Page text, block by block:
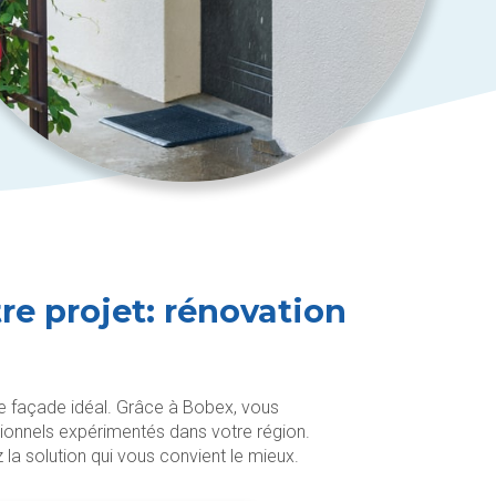
projet: rénovation
façade idéal. Grâce à Bobex, vous
expérimentés dans votre région.
solution qui vous convient le mieux.